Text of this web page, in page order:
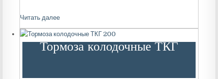
Читать далее
Тормоза колодочные ТКГ